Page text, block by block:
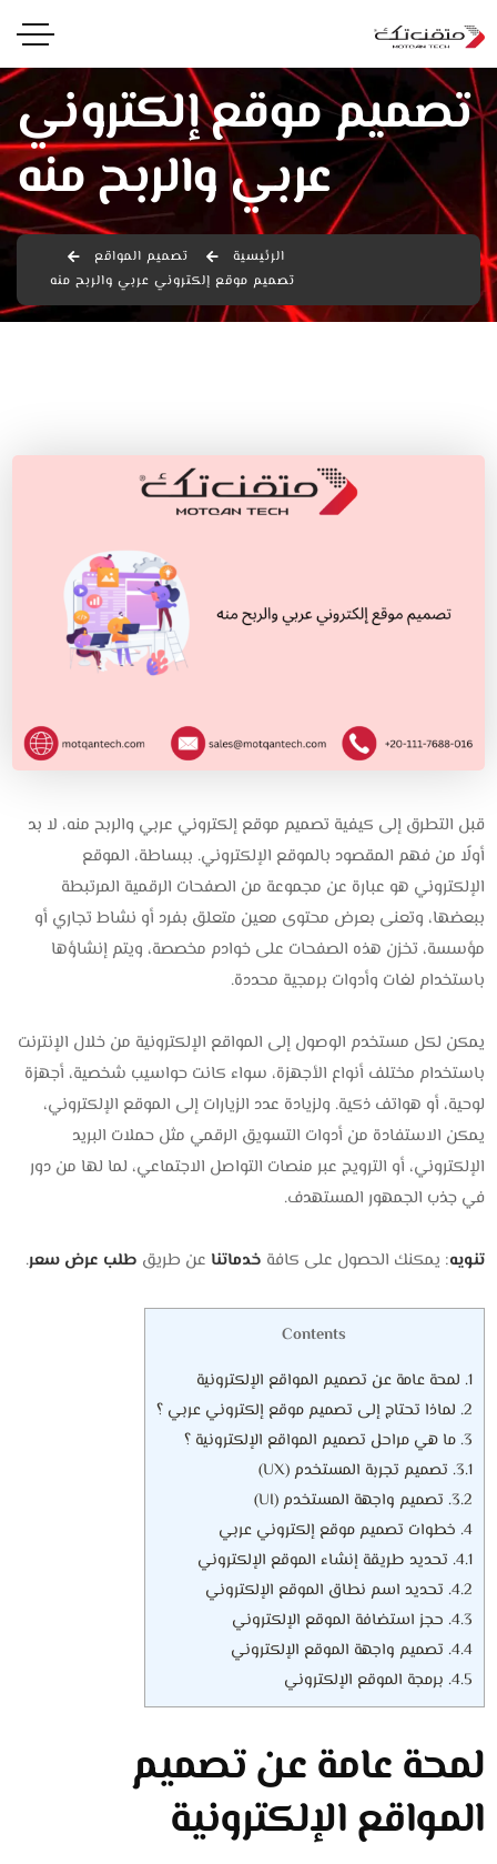
تصميم موقع إلكتروني
عربي والربح منه
الرئيسية
تصميم المواقع
تصميم موقع إلكتروني عربي والربح منه
قبل التطرق إلى كيفية تصميم موقع إلكتروني عربي والربح منه، لا بد
أولًا من فهم المقصود بالموقع الإلكتروني. ببساطة، الموقع
الإلكتروني هو عبارة عن مجموعة من الصفحات الرقمية المرتبطة
ببعضها، وتعنى بعرض محتوى معين متعلق بفرد أو نشاط تجاري أو
مؤسسة، تخزن هذه الصفحات على خوادم مخصصة، ويتم إنشاؤها
باستخدام لغات وأدوات برمجية محددة.
يمكن لكل مستخدم الوصول إلى المواقع الإلكترونية من خلال الإنترنت
باستخدام مختلف أنواع الأجهزة، سواء كانت حواسيب شخصية، أجهزة
لوحية، أو هواتف ذكية. ولزيادة عدد الزيارات إلى الموقع الإلكتروني،
يمكن الاستفادة من أدوات التسويق الرقمي مثل حملات البريد
الإلكتروني، أو الترويج عبر منصات التواصل الاجتماعي، لما لها من دور
في جذب الجمهور المستهدف.
تنويه: يمكنك الحصول على كافة خدماتنا عن طريق طلب عرض سعر.
Contents
1. لمحة عامة عن تصميم المواقع الإلكترونية
2. لماذا تحتاج إلى تصميم موقع إلكتروني عربي ؟
3. ما هي مراحل تصميم المواقع الإلكترونية ؟
3.1. تصميم تجربة المستخدم (UX)
3.2. تصميم واجهة المستخدم (UI)
4. خطوات تصميم موقع إلكتروني عربي
4.1. تحديد طريقة إنشاء الموقع الإلكتروني
4.2. تحديد اسم نطاق الموقع الإلكتروني
4.3. حجز استضافة الموقع الإلكتروني
4.4. تصميم واجهة الموقع الإلكتروني
4.5. برمجة الموقع الإلكتروني
لمحة عامة عن تصميم
المواقع الإلكترونية